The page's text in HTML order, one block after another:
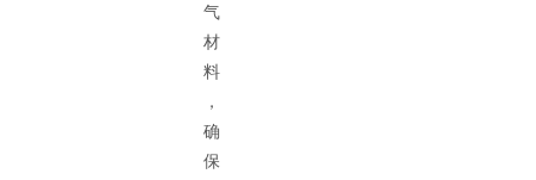
气
材
料
，
确
保